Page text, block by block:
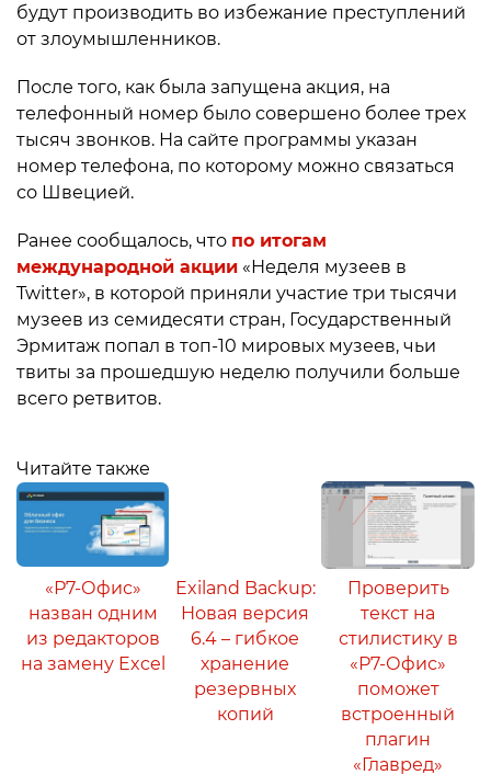
будут производить во избежание преступлений
от злоумышленников.
После того, как была запущена акция, на
телефонный номер было совершено более трех
тысяч звонков. На сайте программы указан
номер телефона, по которому можно связаться
со Швецией.
Ранее сообщалось, что по итогам
международной акции «Неделя музеев в
Twitter», в которой приняли участие три тысячи
музеев из семидесяти стран, Государственный
Эрмитаж попал в топ-10 мировых музеев, чьи
твиты за прошедшую неделю получили больше
всего ретвитов.
Читайте также
«Р7-Офис»
назван одним
из редакторов
на замену Excel
Exiland Backup:
Новая версия
6.4 – гибкое
хранение
резервных
копий
Проверить
текст на
стилистику в
«Р7-Офис»
поможет
встроенный
плагин
«Главред»